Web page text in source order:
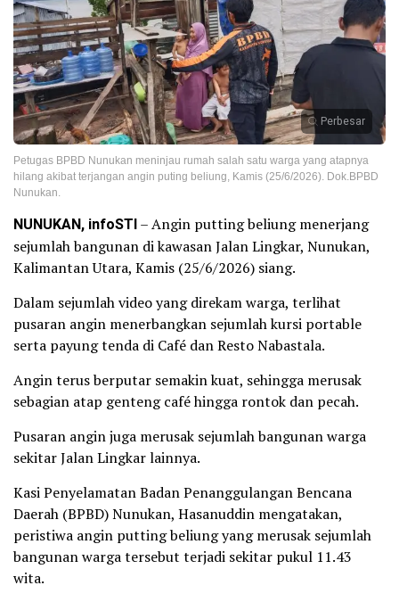
Perbesar
Petugas BPBD Nunukan meninjau rumah salah satu warga yang atapnya
hilang akibat terjangan angin puting beliung, Kamis (25/6/2026). Dok.BPBD
Nunukan.
NUNUKAN, infoSTI– Angin putting beliung menerjang
sejumlah bangunan di kawasan Jalan Lingkar, Nunukan,
Kalimantan Utara, Kamis (25/6/2026) siang.
Dalam sejumlah video yang direkam warga, terlihat
pusaran angin menerbangkan sejumlah kursi portable
serta payung tenda di Café dan Resto Nabastala.
Angin terus berputar semakin kuat, sehingga merusak
sebagian atap genteng café hingga rontok dan pecah.
Pusaran angin juga merusak sejumlah bangunan warga
sekitar Jalan Lingkar lainnya.
Kasi Penyelamatan Badan Penanggulangan Bencana
Daerah (BPBD) Nunukan, Hasanuddin mengatakan,
peristiwa angin putting beliung yang merusak sejumlah
bangunan warga tersebut terjadi sekitar pukul 11.43
wita.